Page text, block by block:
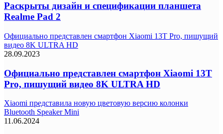
Раскрыты дизайн и спецификации планшета
Realme Pad 2
Официально представлен смартфон Xiaomi 13T Pro, пишущий
видео 8K ULTRA HD
28.09.2023
Официально представлен смартфон Xiaomi 13T
Pro, пишущий видео 8K ULTRA HD
Xiaomi представила новую цветовую версию колонки
Bluetooth Speaker Mini
11.06.2024